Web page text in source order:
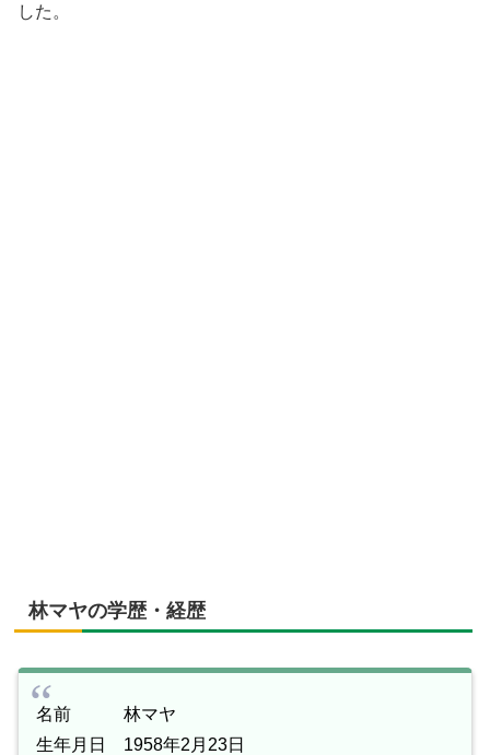
した。
林マヤの学歴・経歴
名前 林マヤ
生年月日 1958年2月23日